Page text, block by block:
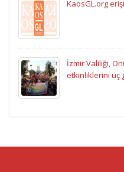
KaosGL.org
İzmir Valiliği,
etkinliklerini üç